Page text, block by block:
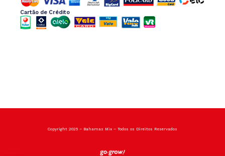
Cartão de Crédito
Copyright 2025 – Bahamas Mix – Todos os Direitos Reservados